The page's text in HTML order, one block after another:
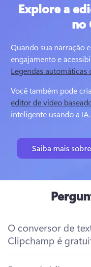
Explore a
no
Quando sua narração
engajamento e
Legendas automáticas
Você também pode
editor de vídeo
inteligente usando a IA.
Saiba mais
O conversor de
Clipchamp é